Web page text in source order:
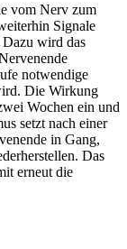
vom Nerv zum
Signale
Dazu wird das
notwendige
Die Wirkung
Wochen ein und
setzt nach einer
in Gang,
Das
erneut die